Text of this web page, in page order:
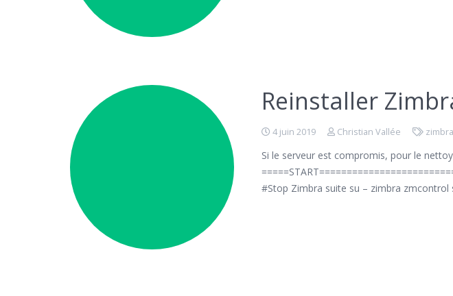
Reinstaller
4 juin 2019 Christian Vallée zimbra
Si le serveur est compromis, pour le
#Stop Zimbra suite su – zimbra